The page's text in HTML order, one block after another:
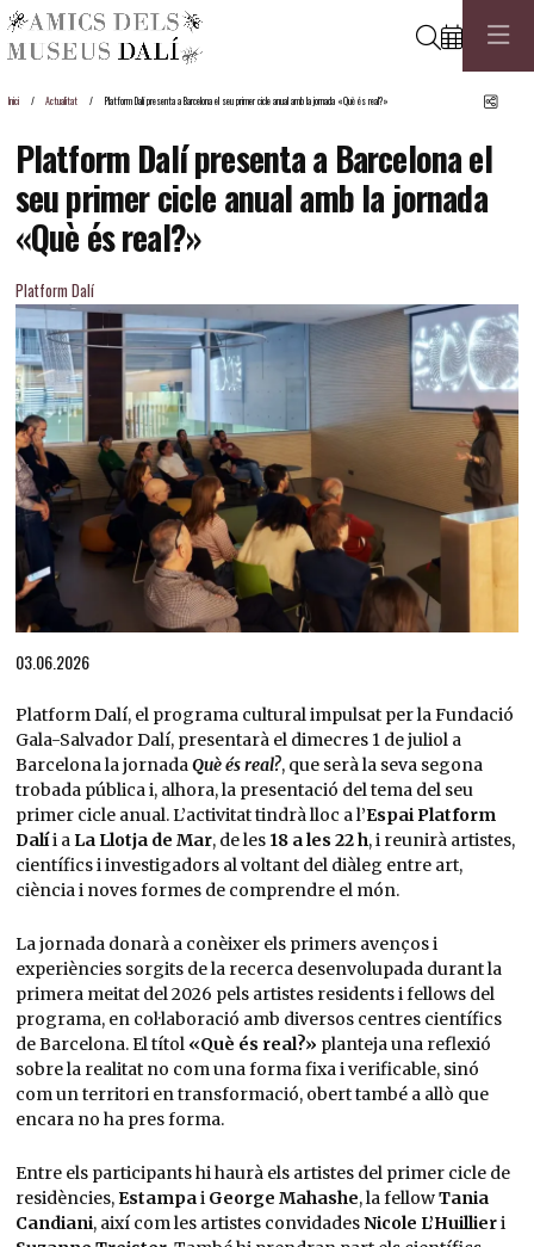
Cerca
Inici Actualitat Platform Dalí presenta a Barcelona el seu primer cicle anual amb la jornada «Què és real?»
Platform Dalí presenta a Barcelona el
seu primer cicle anual amb la jornada
«Què és real?»
Platform Dalí
03.06.2026
Platform Dalí, el programa cultural impulsat per la Fundació
Gala-Salvador Dalí, presentarà el dimecres 1 de juliol a
Barcelona la jornadaQuè és real?, que serà la seva segona
trobada pública i, alhora, la presentació del tema del seu
primer cicle anual. L’activitat tindrà lloc a l’Espai Platform
Dalíi a La Llotja de Mar, de les 18 a les 22 h, i reunirà artistes,
científics i investigadors al voltant del diàleg entre art,
ciència i noves formes de comprendre el món.
La jornada donarà a conèixer els primers avenços i
experiències sorgits de la recerca desenvolupada durant la
primera meitat del 2026 pels artistes residents i fellows del
programa, en col·laboració amb diversos centres científics
de Barcelona. El títol «Què és real?» planteja una reflexió
sobre la realitat no com una forma fixa i verificable, sinó
com un territori en transformació, obert també a allò que
encara no ha pres forma.
Entre els participants hi haurà els artistes del primer cicle de
residències, Estampai George Mahashe, la fellowTania
Candiani, així com les artistes convidadesNicole L’Huillieri